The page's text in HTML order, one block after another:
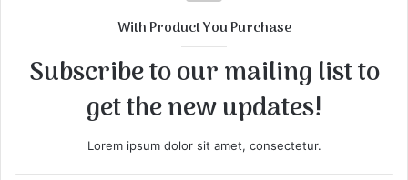
With Product You Purchase
Subscribe to our mailing list to
get the new updates!
Lorem ipsum dolor sit amet, consectetur.